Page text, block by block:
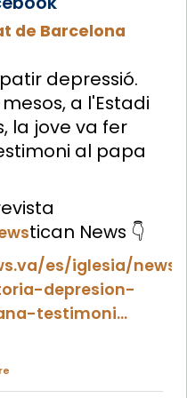
de Barcelona
depressió.
a l'Estadi
la jove va fer
al papa
tican News 👇
es/iglesia/news/
depresion-
testimoni...